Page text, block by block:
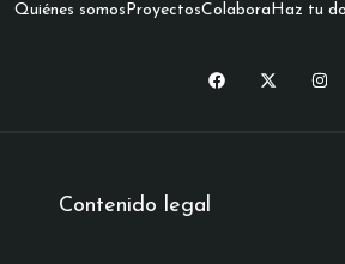
Quiénes somosProyectosColaboraHaz tu
Contenido legal